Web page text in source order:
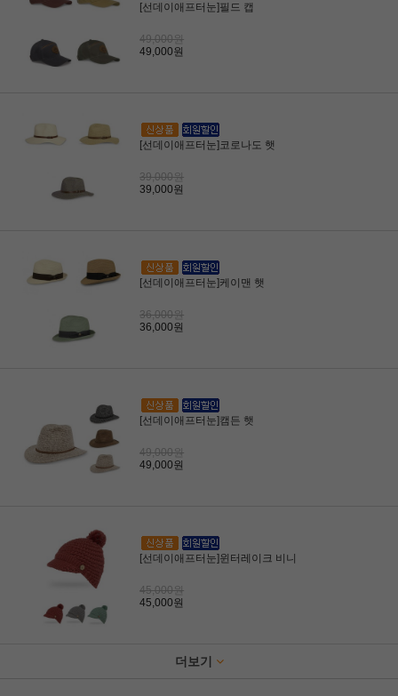
[선데이애프터눈]필드 캡
49,000원
49,000원
[선데이애프터눈]코로나도 햇
39,000원
39,000원
[선데이애프터눈]케이맨 햇
36,000원
36,000원
[선데이애프터눈]캠든 햇
49,000원
49,000원
[선데이애프터눈]윈터레이크 비니
45,000원
45,000원
더보기